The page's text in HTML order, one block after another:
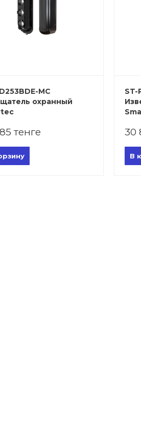
MC
охранный
тенге
ST-
30
В